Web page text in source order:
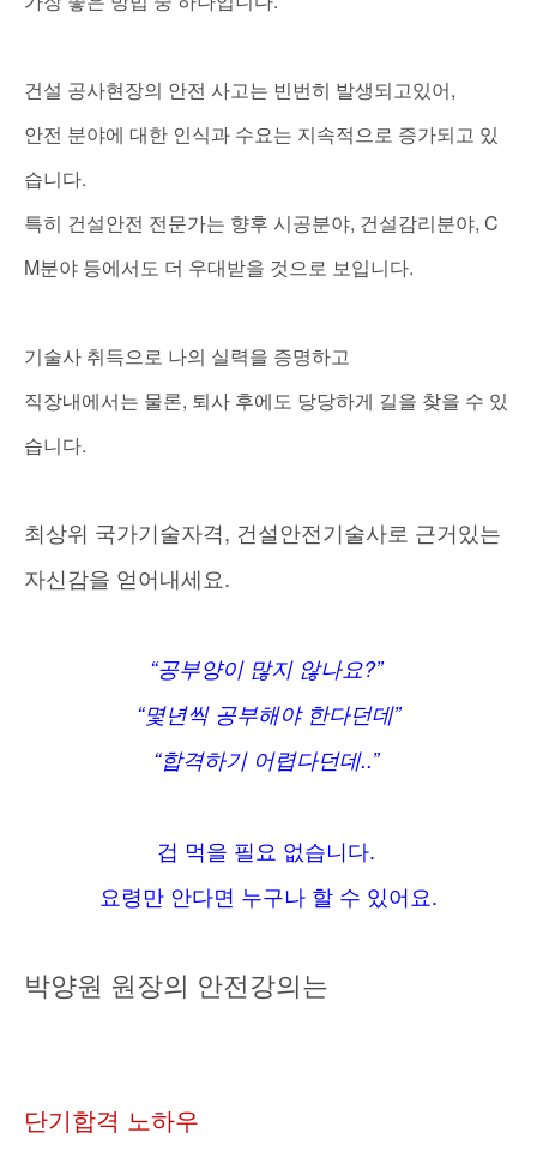
건설 공사현장의 안전 사고는 빈번히 발생되고있어 ,
안전 분야에 대한 인식과 수요는 지속적으로 증가되고 있
습니다.
특히 건설안전 전문가는 향후 시공분야, 건설감리분야, C
M분야 등에서도 더 우대받을 것으로 보입니다.
기술사 취득으로 나의 실력을 증명하고
직장내에서는 물론, 퇴사 후에도 당당하게 길을 찾을 수 있
습니다.
최상위 국가기술자격, 건설안전기술사로 근거있는
자신감을 얻어내세요.
“공부양이 많지 않나요?”
“몇년씩 공부해야 한다던데”
“합격하기 어렵다던데..”
겁 먹을 필요 없습니다.
요령만 안다면 누구나 할 수 있어요.
박양원 원장의 안전강의는
단기합격 노하우